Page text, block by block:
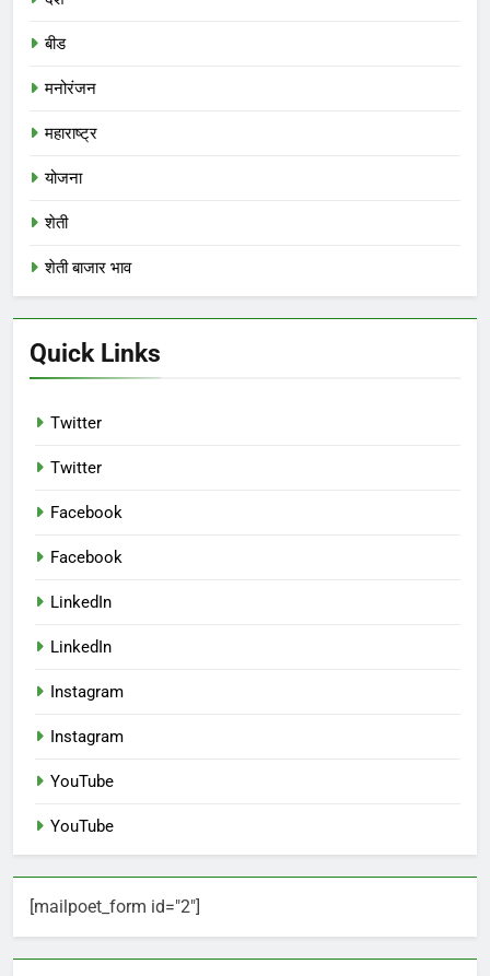
बीड
मनोरंजन
महाराष्ट्र
योजना
शेती
शेती बाजार भाव
Quick Links
Twitter
Twitter
Facebook
Facebook
LinkedIn
LinkedIn
Instagram
Instagram
YouTube
YouTube
[mailpoet_form id="2"]